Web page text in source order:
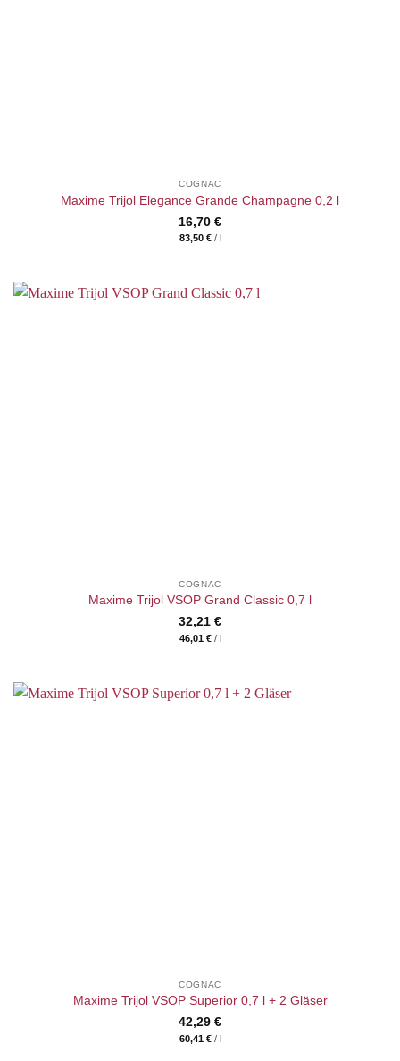
COGNAC
Maxime Trijol Elegance Grande Champagne 0,2 l
16,70 €
83,50 €/
COGNAC
Maxime Trijol VSOP Grand Classic 0,7 l
32,21 €
46,01 €/ l
COGNAC
Maxime Trijol VSOP Superior 0,7 l + 2 Gläser
42,29 €
60,41 €/ l